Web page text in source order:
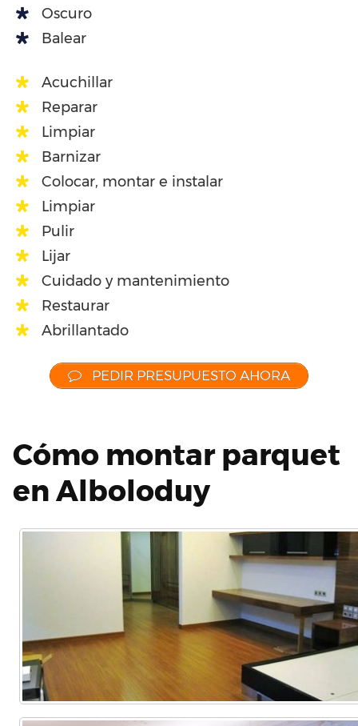
Oscuro
Balear
Acuchillar
Reparar
Limpiar
Barnizar
Colocar, montar e instalar
Limpiar
Pulir
Lijar
Cuidado y mantenimiento
Restaurar
Abrillantado
PEDIR PRESUPUESTO AHORA
Cómo montar parquet
en Alboloduy